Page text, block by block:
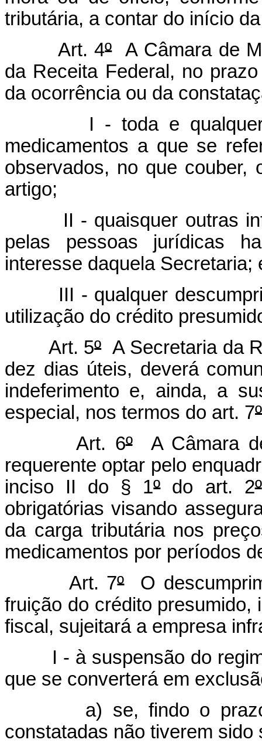
tributária, a contar do início
Art. 4ºA Câmara de
da Receita Federal, no
da ocorrência ou da
I - toda e
medicamentos a que se
observados, no que couber,
artigo;
II - quaisquer outras
pelas pessoas jurídicas
interesse daquela Secretaria;
III - qualquer
utilização do crédito
Art. 5ºA Secretaria da
dez dias úteis, deverá
indeferimento e, ainda, a
especial, nos termos do art. 7º
Art. 6ºA Câmara
requerente optar pelo
inciso II do § 1ºdo art. 2º
obrigatórias visando
da carga tributária nos
medicamentos por períodos
Art. 7ºO
fruição do crédito presumido,
fiscal, sujeitará a empresa
I - à suspensão do
que se converterá em
a) se, findo o
constatadas não tiverem sido